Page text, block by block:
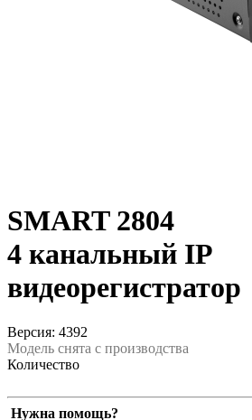
SMART 2804
4 канальный IP
видеорегистратор
Версия: 4392
Модель снята с производства
Количество
Нужна помощь?